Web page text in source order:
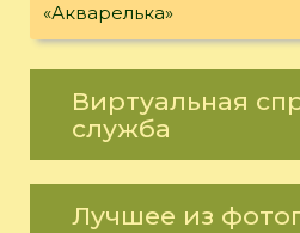
«Акварелька»
Виртуальная
служба
Лучшее из